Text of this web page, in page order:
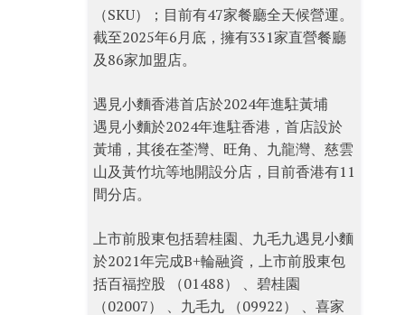
（SKU）；目前有47家餐廳全天候營運。
截至2025年6月底，擁有331家直營餐廳
及86家加盟店。
遇見小麵香港首店於2024年進駐黃埔
遇見小麵於2024年進駐香港，首店設於
黃埔，其後在荃灣、旺角、九龍灣、慈雲
山及黃竹坑等地開設分店，目前香港有11
間分店。
上市前股東包括碧桂園、九毛九遇見小麵
於2021年完成B+輪融資，上市前股東包
括百福控股 （01488） 、碧桂園
（02007） 、九毛九 （09922） 、喜家